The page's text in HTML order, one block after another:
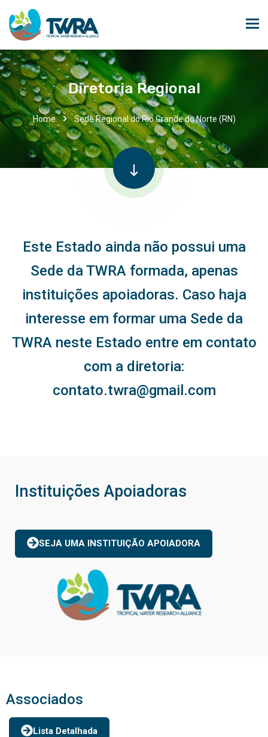
Diretoria Regional
Home Sede Regional do Rio Grande do Norte (RN)
Este Estado ainda não possui uma
Sede da TWRA formada, apenas
instituições apoiadoras. Caso haja
interesse em formar uma Sede da
TWRA neste Estado entre em contato
com a diretoria:
contato.twra@gmail.com
Instituições Apoiadoras
SEJA UMA INSTITUIÇÃO APOIADORA
Associados
Lista Detalhada